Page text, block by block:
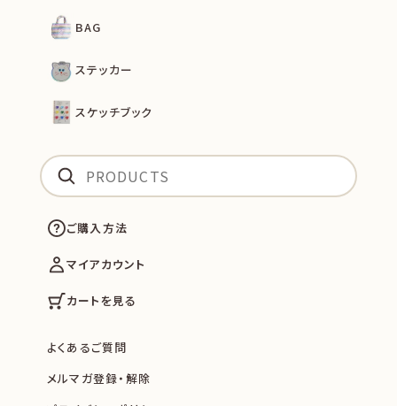
BAG
ステッカー
スケッチブック
ご購入方法
マイアカウント
カートを見る
よくあるご質問
メルマガ登録・解除